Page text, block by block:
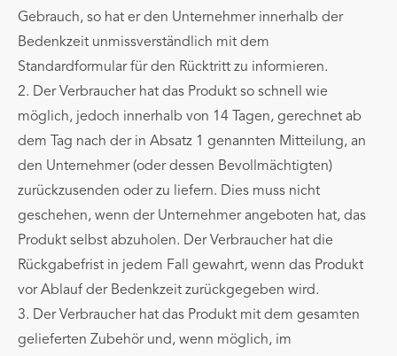
Gebrauch, so hat er den Unternehmer innerhalb der
Bedenkzeit unmissverständlich mit dem
Standardformular für den Rücktritt zu informieren.
2. Der Verbraucher hat das Produkt so schnell wie
möglich, jedoch innerhalb von 14 Tagen, gerechnet ab
dem Tag nach der in Absatz 1 genannten Mitteilung, an
den Unternehmer (oder dessen Bevollmächtigten)
zurückzusenden oder zu liefern. Dies muss nicht
geschehen, wenn der Unternehmer angeboten hat, das
Produkt selbst abzuholen. Der Verbraucher hat die
Rückgabefrist in jedem Fall gewahrt, wenn das Produkt
vor Ablauf der Bedenkzeit zurückgegeben wird.
3. Der Verbraucher hat das Produkt mit dem gesamten
gelieferten Zubehör und, wenn möglich, im